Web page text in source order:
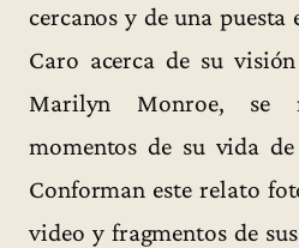
cercanos y de una puesta
Caro acerca de su
Marilyn Monroe, se
momentos de su vida
Conforman este relato
video y fragmentos de